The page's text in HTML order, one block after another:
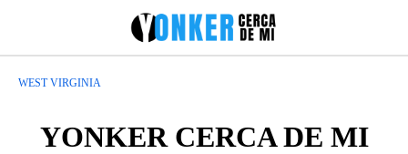
WEST VIRGINIA
YONKER CERCA DE MI